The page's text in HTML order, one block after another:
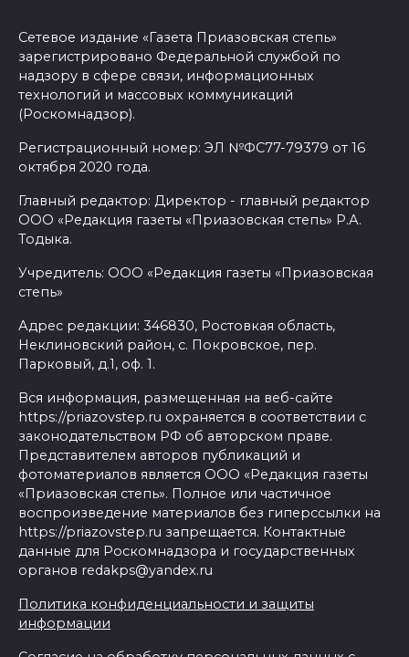
Сетевое издание «Газета Приазовская степь»
зарегистрировано Федеральной службой по
надзору в сфере связи, информационных
технологий и массовых коммуникаций
(Роскомнадзор).
Регистрационный номер: ЭЛ №ФС77-79379 от 16
октября 2020 года.
Главный редактор: Директор - главный редактор
ООО «Редакция газеты «Приазовская степь» Р.А.
Тодыка.
Учредитель: ООО «Редакция газеты «Приазовская
степь»
Адрес редакции: 346830, Ростовкая область,
Неклиновский район, с. Покровское, пер.
Парковый, д.1, оф. 1.
Вся информация, размещенная на веб-сайте
https://priazovstep.ru охраняется в соответствии с
законодательством РФ об авторском праве.
Представителем авторов публикаций и
фотоматериалов является ООО «Редакция газеты
«Приазовская степь». Полное или частичное
воспроизведение материалов без гиперссылки на
https://priazovstep.ru запрещается. Контактные
данные для Роскомнадзора и государственных
органов redakps@yandex.ru
Политика конфиденциальности и защиты
информации